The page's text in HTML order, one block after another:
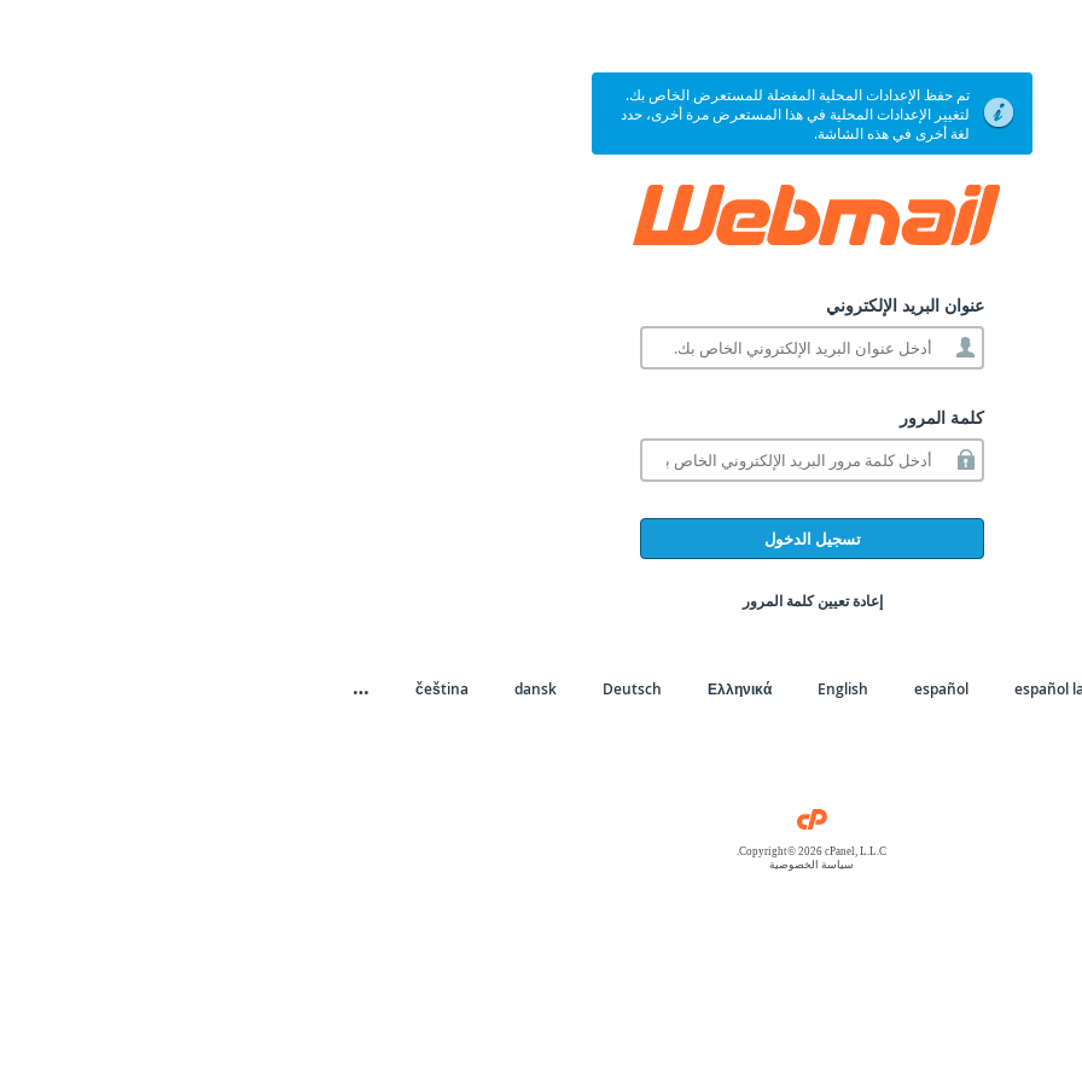
تم حفظ الإعدادات المحلية المفضلة للمستعرض الخاص بك.
لتغيير الإعدادات المحلية في هذا المستعرض مرة أخرى، حدد
لغة أخرى في هذه الشاشة.
عنوان البريد الإلكتروني
كلمة المرور
تسجيل الدخول
إعادة تعيين كلمة المرور
čeština dansk Deutsch Ελληνικά English español español
…
Copyright© 2026 cPanel, L.L.C.
سياسة الخصوصية